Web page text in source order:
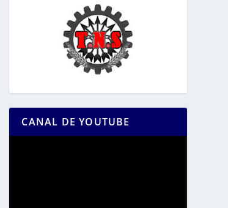
CANAL DE YOUTUBE